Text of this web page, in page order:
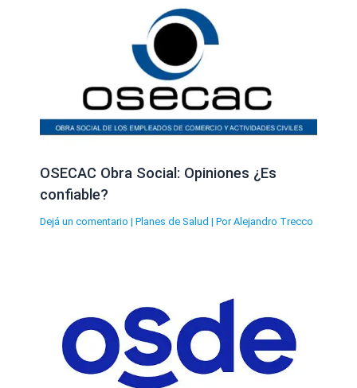
OSECAC Obra Social: Opiniones ¿Es
confiable?
Dejá un comentario | Planes de Salud | Por Alejandro Trecco